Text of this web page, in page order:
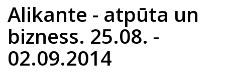
Alikante - atpūta un
bizness. 25.08. -
02.09.2014